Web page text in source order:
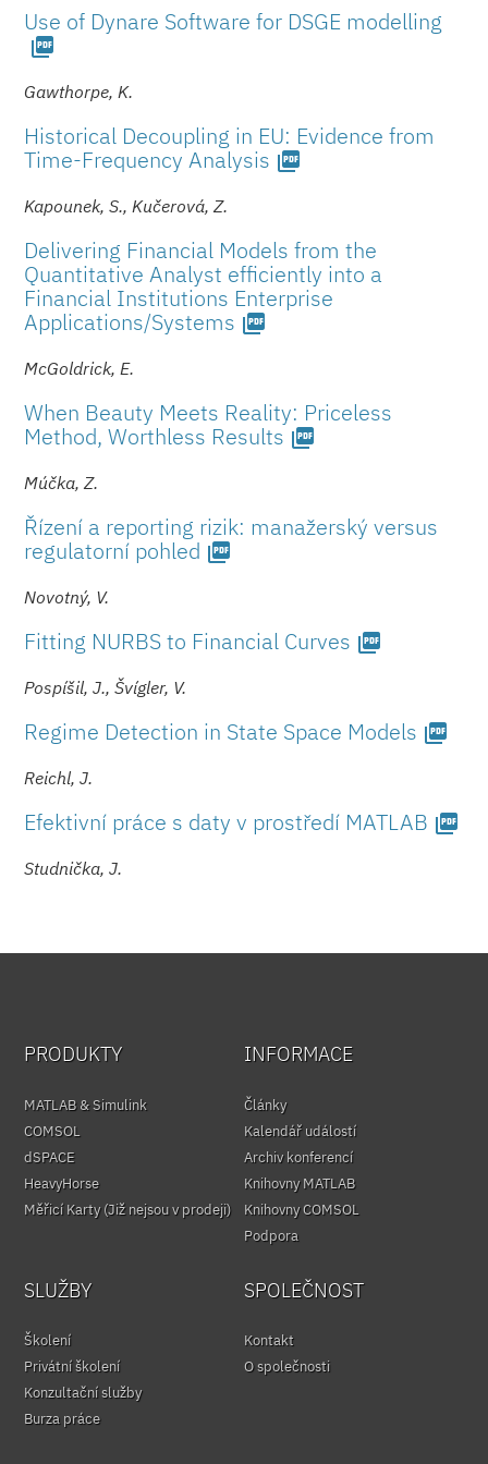
Use of Dynare Software for DSGE modelling
picture_as_pdf
Gawthorpe, K.
Historical Decoupling in EU: Evidence from
Time-Frequency Analysis picture_as_pdf
Kapounek, S., Kučerová, Z.
Delivering Financial Models from the
Quantitative Analyst efficiently into a
Financial Institutions Enterprise
Applications/Sys­tems picture_as_pdf
McGoldrick, E.
When Beauty Meets Reality: Priceless
Method, Worthless Results picture_as_pdf
Múčka, Z.
Řízení a reporting rizik: manažerský versus
regulatorní pohled picture_as_pdf
Novotný, V.
Fitting NURBS to Financial Curves picture_as_pdf
Pospíšil, J., Švígler, V.
Regime Detection in State Space Models picture_as_pdf
Reichl, J.
Efektivní práce s daty v prostředí MATLAB picture_as_pdf
Studnička, J.
PRODUKTY
MATLAB & Simulink
COMSOL
dSPACE
HeavyHorse
Měřicí Karty (Již nejsou v prodeji)
INFORMACE
Články
Kalendář událostí
Archiv konferencí
Knihovny MATLAB
Knihovny COMSOL
Podpora
SLUŽBY
Školení
Privátní školení
Konzultační služby
Burza práce
SPOLEČNOST
Kontakt
O společnosti